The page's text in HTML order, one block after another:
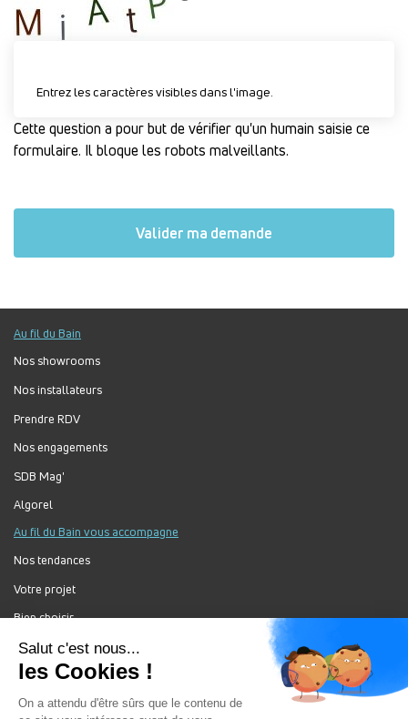
Entrez les caractères visibles dans l'image.
Cette question a pour but de vérifier qu'un humain saisie ce
formulaire. Il bloque les robots malveillants.
Au fil du Bain
Nos showrooms
Nos installateurs
Prendre RDV
Nos engagements
SDB Mag'
Algorel
Au fil du Bain vous accompagne
Nos tendances
Votre projet
Bien choisir
Forum Au Fil du Bain
Nos produits